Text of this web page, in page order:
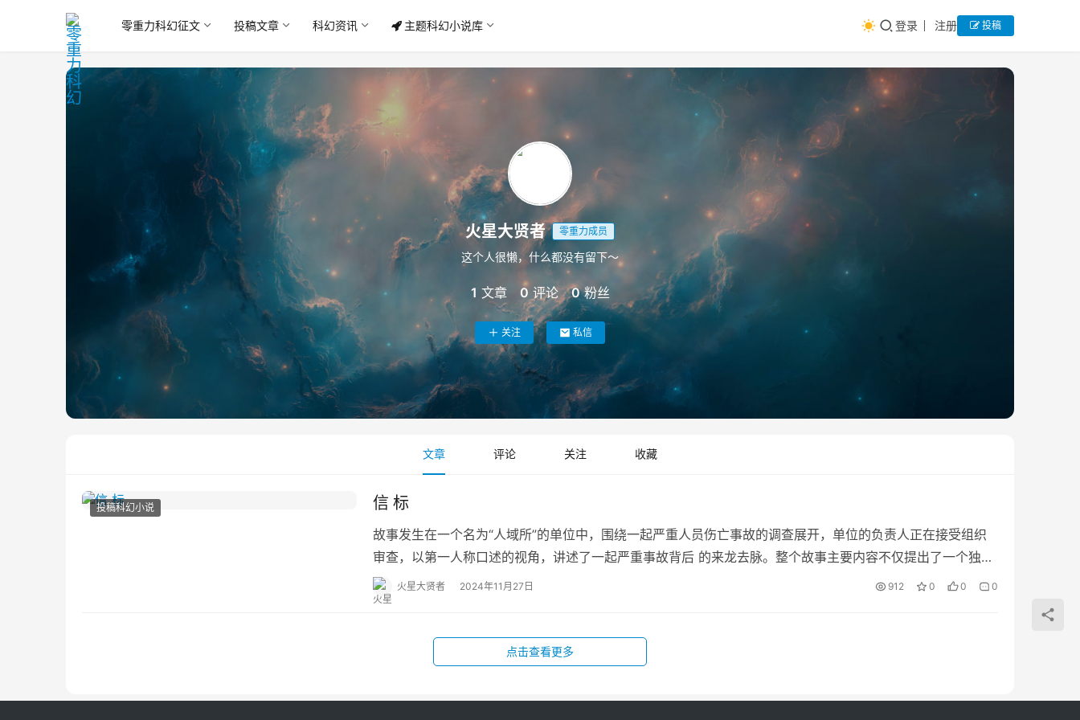
零重力科幻征文 投稿文章 科幻资讯 主题科幻小说库 登录 注册 投稿
火星大贤者 零重力成员
这个人很懒，什么都没有留下～
1 文章 0 评论 0 粉丝
关注 私信
文章 评论 关注 收藏
投稿科幻小说 信 标
故事发生在一个名为“人域所”的单位中，围绕一起严重人员伤亡事故的调查展开，单位的负责人正在接受组织
审查，以第一人称口述的视角，讲述了一起严重事故背后 的来龙去脉。整个故事主要内容不仅提出了一个独特
的武器设计框架，而且揭示了技术决策中的个人信任与权威的影响，也提出了研发路径中颠覆性创新可能带来
的潜在风险，并指出了科研人员在开展生物领域武器研发时的道德困境。
火星大贤者 2024年11月27日 912 0 0 0
点击查看更多